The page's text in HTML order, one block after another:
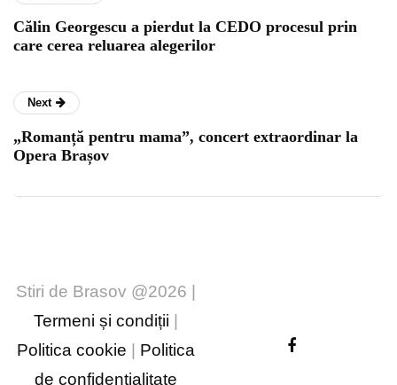
Călin Georgescu a pierdut la CEDO procesul prin
care cerea reluarea alegerilor
Next
„Romanță pentru mama”, concert extraordinar la
Opera Brașov
Stiri de Brasov @2026 |
Termeni și condiții |
Politica cookie | Politica
de confidențialitate